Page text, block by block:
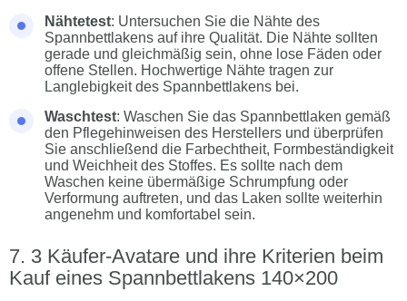
Nähtetest: Untersuchen Sie die Nähte des
Spannbettlakens auf ihre Qualität. Die Nähte sollten
gerade und gleichmäßig sein, ohne lose Fäden oder
offene Stellen. Hochwertige Nähte tragen zur
Langlebigkeit des Spannbettlakens bei.
Waschtest: Waschen Sie das Spannbettlaken gemäß
den Pflegehinweisen des Herstellers und überprüfen
Sie anschließend die Farbechtheit, Formbeständigkeit
und Weichheit des Stoffes. Es sollte nach dem
Waschen keine übermäßige Schrumpfung oder
Verformung auftreten, und das Laken sollte weiterhin
angenehm und komfortabel sein.
3 Käufer-Avatare und ihre Kriterien beim
Kauf eines Spannbettlakens 140×200